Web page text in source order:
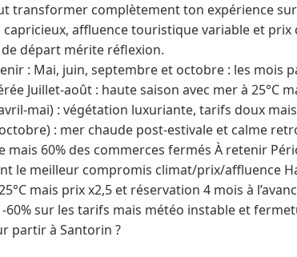
transformer complètement ton expérience sur
affluence touristique variable et
départ mérite réflexion.
: Mai, juin, septembre et octobre : les mois
Juillet-août : haute saison avec mer à 25°C
mai) : végétation luxuriante, tarifs doux
: mer chaude post-estivale et calme
60% des commerces fermés À retenir
le meilleur compromis climat/prix/affluence
mais prix x2,5 et réservation 4 mois à
sur les tarifs mais météo instable et
partir à Santorin ?